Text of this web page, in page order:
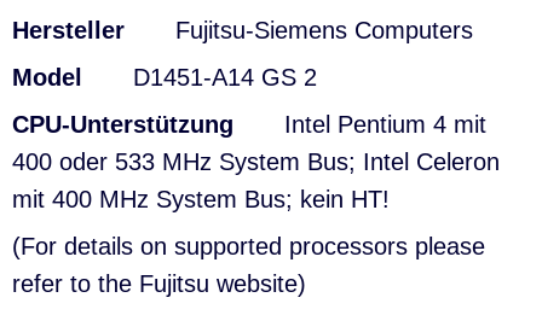
Hersteller Fujitsu-Siemens Computers
Model
D1451-A14 GS 2
CPU-Unterstützung
Intel Pentium 4 mit
400 oder 533 MHz System Bus; Intel Celeron
mit 400 MHz System Bus; kein HT!
(For details on supported processors please
refer to the Fujitsu website)